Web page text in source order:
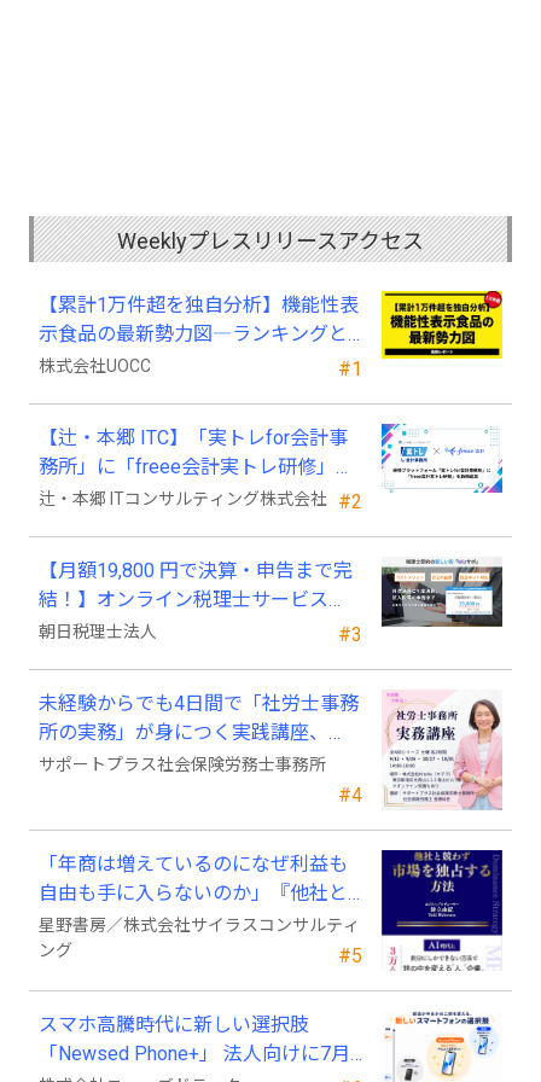
Weeklyプレスリリースアクセス
#1
【累計1万件超を独自分析】機能性表
示食品の最新勢力図―ランキングと
2025年4月以降の変化
株式会社UOCC
#2
【辻・本郷 ITC】「実トレfor会計事
務所」に「freee会計実トレ研修」を
新規追加
辻・本郷 ITコンサルティング株式会社
#3
【月額19,800 円で決算・申告まで完
結！】オンライン税理士サービス
「Wiz サポ」
朝日税理士法人
#4
未経験からでも4日間で「社労士事務
所の実務」が身につく実践講座、
2026年9月開講
サポートプラス社会保険労務士事務所
#5
「年商は増えているのになぜ利益も
自由も手に入らないのか」『他社と
競わず 市場を独占する方法』発売
星野書房／株式会社サイラスコンサルティ
ング
スマホ高騰時代に新しい選択肢
「Newsed Phone+」 法人向けに7月